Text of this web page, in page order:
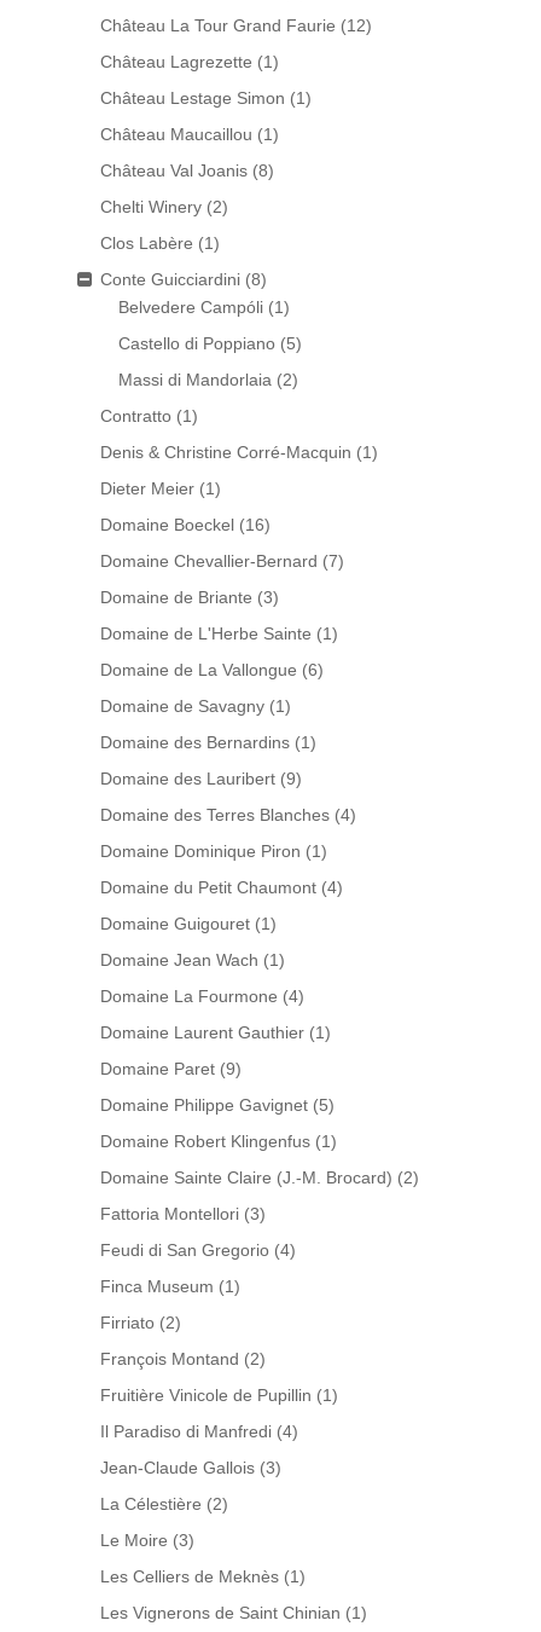
Château La Tour Grand Faurie (12)
Château Lagrezette (1)
Château Lestage Simon (1)
Château Maucaillou (1)
Château Val Joanis (8)
Chelti Winery (2)
Clos Labère (1)
Conte Guicciardini (8)
Belvedere Campóli (1)
Castello di Poppiano (5)
Massi di Mandorlaia (2)
Contratto (1)
Denis & Christine Corré-Macquin (1)
Dieter Meier (1)
Domaine Boeckel (16)
Domaine Chevallier-Bernard (7)
Domaine de Briante (3)
Domaine de L'Herbe Sainte (1)
Domaine de La Vallongue (6)
Domaine de Savagny (1)
Domaine des Bernardins (1)
Domaine des Lauribert (9)
Domaine des Terres Blanches (4)
Domaine Dominique Piron (1)
Domaine du Petit Chaumont (4)
Domaine Guigouret (1)
Domaine Jean Wach (1)
Domaine La Fourmone (4)
Domaine Laurent Gauthier (1)
Domaine Paret (9)
Domaine Philippe Gavignet (5)
Domaine Robert Klingenfus (1)
Domaine Sainte Claire (J.-M. Brocard) (2)
Fattoria Montellori (3)
Feudi di San Gregorio (4)
Finca Museum (1)
Firriato (2)
François Montand (2)
Fruitière Vinicole de Pupillin (1)
Il Paradiso di Manfredi (4)
Jean-Claude Gallois (3)
La Célestière (2)
Le Moire (3)
Les Celliers de Meknès (1)
Les Vignerons de Saint Chinian (1)